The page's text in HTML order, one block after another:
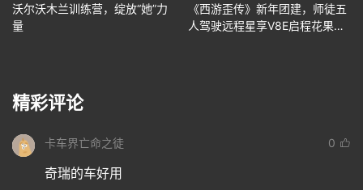
沃尔沃木兰训练营，绽放“她”力
量
《西游歪传》新年团建，师徒五
人驾驶远程星享V8E启程花果
精彩评论
卡车界亡命之徒 0
奇瑞的车好用